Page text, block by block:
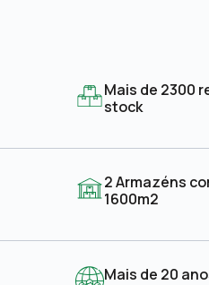
Mais de 2300
stock
2 Armazéns
1600m2
Mais de 20